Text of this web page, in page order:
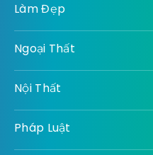
Làm Đẹp
Ngoại Thất
Nội Thất
Pháp Luật